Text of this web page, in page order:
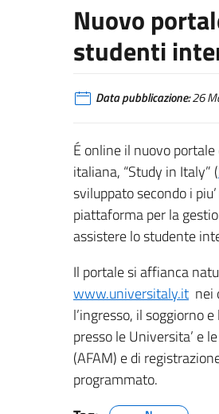
Nuovo
studenti
Data pubblicazione:26
É online il nuovo
italiana, “Study in Italy” (
sviluppato secondo i
piattaforma per la
assistere lo studente
Il portale si affianca
www.universitaly.it nei
l’ingresso, il soggiorno
presso le Universita’ e
(AFAM) e di
programmato.